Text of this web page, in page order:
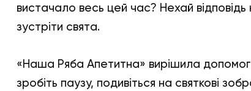
вистачало весь цей час? Нехай
зустріти свята.
«Наша Ряба Апетитна» вирішила
зробіть паузу, подивіться на святкові